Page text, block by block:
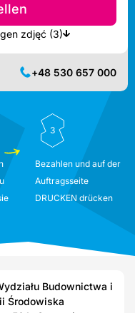
Nächste verfügbare Drucker anzeigen zdjęć (3)
+48 530 657 000
3
Bezahlen und auf der
Auftragsseite
DRUCKEN drücken
Budownictwa i
Środowiska